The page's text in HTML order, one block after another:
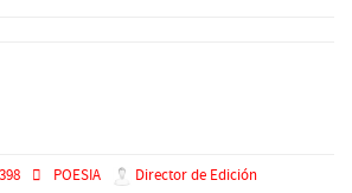
POESIA Director de Edición